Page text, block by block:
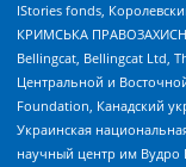
IStories fonds,
КРИМСЬКА
Bellingcat, Bellingcat Ltd,
Центральной и
Foundation, Канадский
Украинская
научный центр им Вудро